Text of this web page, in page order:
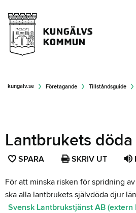
kungalv.se Företagande Tillståndsguide
Lantbrukets
SPARA SPARA
SOM
FAVORIT
SKRIV UT
För att minska risken för spridning
ska alla lantbrukets självdöda djur
Svensk Lantbrukstjänst AB (extern